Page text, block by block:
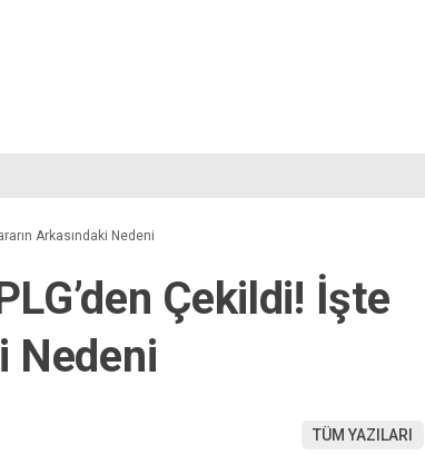
Arkasındaki Nedeni
Çekildi! İşte
Nedeni
TÜM YAZILARI